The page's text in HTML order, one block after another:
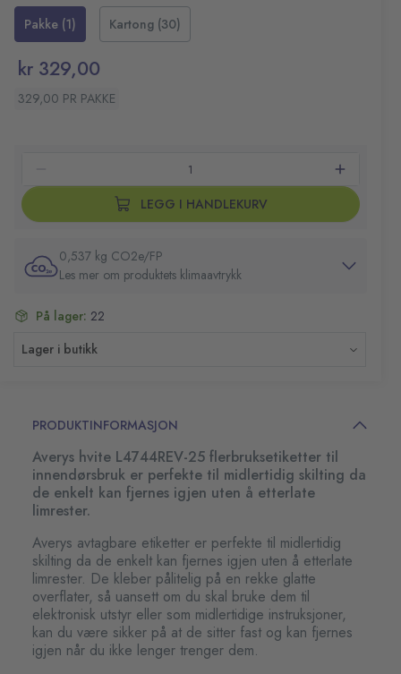
de sitter fast og kan fjernes igjen når du ikke lenger
trenger dem.
Mål (LxB): 96x50,8 mm
Farge: Hvit
Pakke (1)
Kartong (30)
kr 329,00
329,00 PR PAKKE
LEGG I HANDLEKURV
0,537 kg CO2e/FP
Les mer om produktets klimaavtrykk
På lager: 22
Lager i butikk
PRODUKTINFORMASJON
Averys hvite L4744REV-25 flerbruksetiketter til
innendørsbruk er perfekte til midlertidig skilting da
de enkelt kan fjernes igjen uten å etterlate
limrester.
Averys avtagbare etiketter er perfekte til midlertidig
skilting da de enkelt kan fjernes igjen uten å etterlate
limrester. De kleber pålitelig på en rekke glatte
overflater, så uansett om du skal bruke dem til
elektronisk utstyr eller som midlertidige instruksjoner,
kan du være sikker på at de sitter fast og kan fjernes
igjen når du ikke lenger trenger dem.